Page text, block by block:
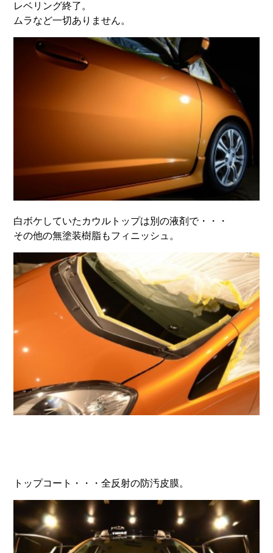
レベリング終了。
ムラなど一切ありません。
白ボケしていたカウルトップは別の液剤で・・・
その他の無塗装樹脂もフィニッシュ。
トップコート・・・全反射の防汚皮膜。